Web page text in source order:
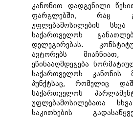
კანონით დადგენილი
ფარგლებში, რაც
უფლებამოსილების
საქართველოს
დელეგირებას.
ავტორებს
ეწინააღმდეგება
საქართველოს კანონის
პუნქტსაც, რომელიც
საქართველოს
უფლებამოსილებათა
საკითხების